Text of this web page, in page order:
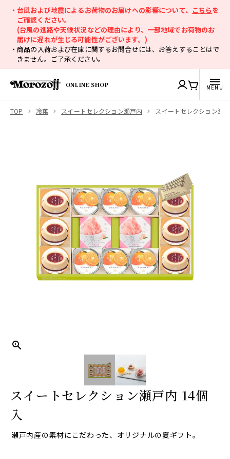
・台風および地震によるお荷物のお届けへの影響について、 こちらを
ご確認ください。
(台風の進路や天候状況などの理由により、一部地域でお荷物のお
届けに遅れが生じる可能性がございます。)
・商品の入荷および在庫に関するお問合せには、お答えすることはで
きません。ご了承ください。
ONLINE SHOP
TOP 冷菓 スイートセレクション瀬戸内 スイートセレクション瀬
スイートセレクション瀬戸内 14個
入
瀬戸内産の素材にこだわった、オリジナルの夏ギフト。